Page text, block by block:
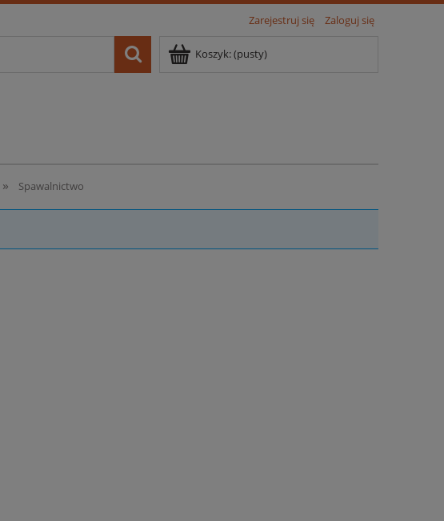
Zarejestruj się Zaloguj się
Koszyk:(pusty)
» Spawalnictwo